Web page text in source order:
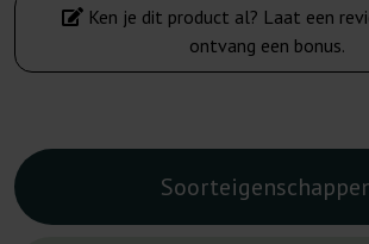
Ken je dit product al? Laat een
ontvang een bonus.